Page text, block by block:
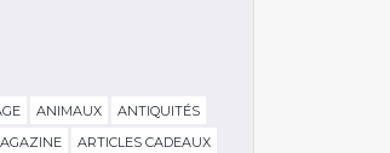
ANIMAUX
ANTIQUITÉS
ARTICLES CADEAUX